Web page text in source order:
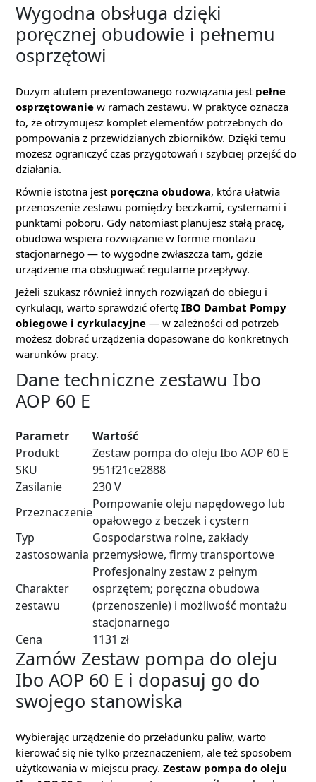
Wygodna obsługa dzięki
poręcznej obudowie i pełnemu
osprzętowi
Dużym atutem prezentowanego rozwiązania jest pełne
osprzętowanie w ramach zestawu. W praktyce oznacza
to, że otrzymujesz komplet elementów potrzebnych do
pompowania z przewidzianych zbiorników. Dzięki temu
możesz ograniczyć czas przygotowań i szybciej przejść do
działania.
Równie istotna jest poręczna obudowa, która ułatwia
przenoszenie zestawu pomiędzy beczkami, cysternami i
punktami poboru. Gdy natomiast planujesz stałą pracę,
obudowa wspiera rozwiązanie w formie montażu
stacjonarnego — to wygodne zwłaszcza tam, gdzie
urządzenie ma obsługiwać regularne przepływy.
Jeżeli szukasz również innych rozwiązań do obiegu i
cyrkulacji, warto sprawdzić ofertę IBO Dambat Pompy
obiegowe i cyrkulacyjne — w zależności od potrzeb
możesz dobrać urządzenia dopasowane do konkretnych
warunków pracy.
Dane techniczne zestawu Ibo
AOP 60 E
Parametr
Wartość
Produkt
Zestaw pompa do oleju Ibo AOP 60 E
SKU
951f21ce2888
Zasilanie
230 V
Przeznaczenie
Pompowanie oleju napędowego lub
opałowego z beczek i cystern
Typ
zastosowania
Gospodarstwa rolne, zakłady
przemysłowe, firmy transportowe
Charakter
zestawu
Profesjonalny zestaw z pełnym
osprzętem; poręczna obudowa
(przenoszenie) i możliwość montażu
stacjonarnego
Cena
1131 zł
Zamów Zestaw pompa do oleju
Ibo AOP 60 E i dopasuj go do
swojego stanowiska
Wybierając urządzenie do przeładunku paliw, warto
kierować się nie tylko przeznaczeniem, ale też sposobem
użytkowania w miejscu pracy. Zestaw pompa do oleju